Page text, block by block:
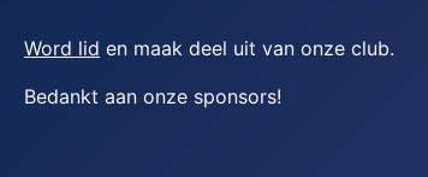
Word lid en maak deel uit van onze club.
Bedankt aan onze sponsors!